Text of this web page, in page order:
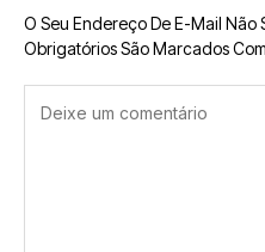
O Seu Endereço De E-Mail Não
Obrigatórios São Marcados Com